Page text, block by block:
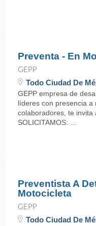
Preventa - En
GEPP
Todo Ciudad De
GEPP empresa de
líderes con presencia a
colaboradores, te invita
SOLICITAMOS: ...
Preventista A
Motocicleta
GEPP
Todo Ciudad De